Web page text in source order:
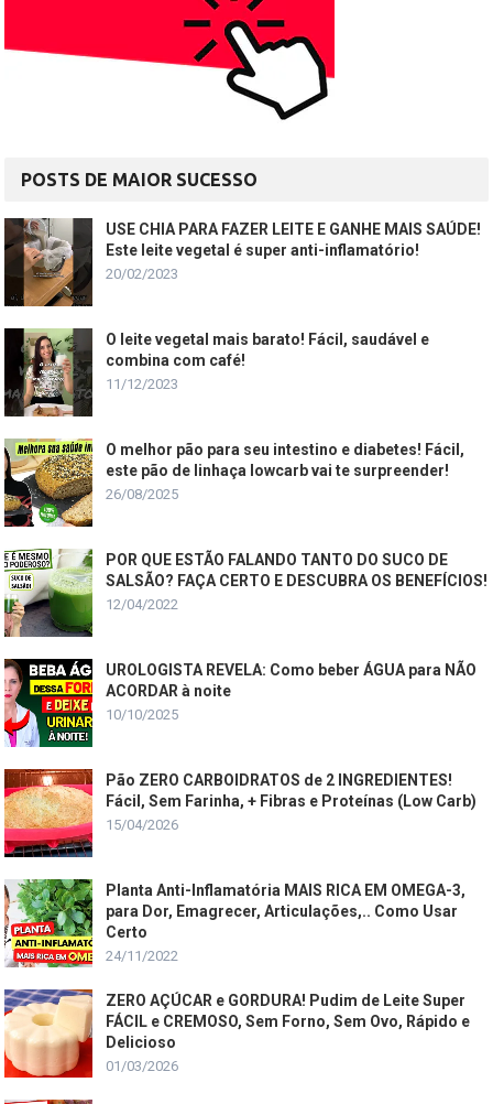
POSTS DE MAIOR SUCESSO
USE CHIA PARA FAZER LEITE E GANHE MAIS SAÚDE!
Este leite vegetal é super anti-inflamatório!
20/02/2023
O leite vegetal mais barato! Fácil, saudável e
combina com café!
11/12/2023
O melhor pão para seu intestino e diabetes! Fácil,
este pão de linhaça lowcarb vai te surpreender!
26/08/2025
POR QUE ESTÃO FALANDO TANTO DO SUCO DE
SALSÃO? FAÇA CERTO E DESCUBRA OS BENEFÍCIOS!
12/04/2022
UROLOGISTA REVELA: Como beber ÁGUA para NÃO
ACORDAR à noite
10/10/2025
Pão ZERO CARBOIDRATOS de 2 INGREDIENTES!
Fácil, Sem Farinha, + Fibras e Proteínas (Low Carb)
15/04/2026
Planta Anti-Inflamatória MAIS RICA EM OMEGA-3,
para Dor, Emagrecer, Articulações,.. Como Usar
Certo
24/11/2022
ZERO AÇÚCAR e GORDURA! Pudim de Leite Super
FÁCIL e CREMOSO, Sem Forno, Sem Ovo, Rápido e
Delicioso
01/03/2026